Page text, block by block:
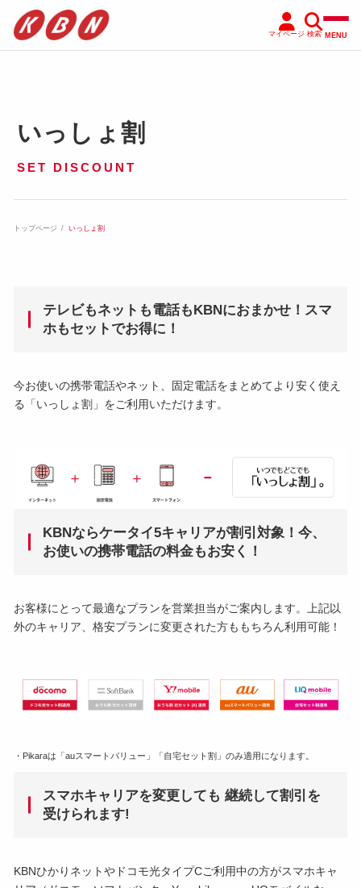
マイページ 検索 MENU
いっしょ割
SET DISCOUNT
トップページ いっしょ割
テレビもネットも電話もKBNにおまかせ！スマ
ホもセットでお得に！
今お使いの携帯電話やネット、固定電話をまとめてより安く使え
る「いっしょ割」をご利用いただけます。
KBNならケータイ5キャリアが割引対象！今、
お使いの携帯電話の料金もお安く！
お客様にとって最適なプランを営業担当がご案内します。上記以
外のキャリア、格安プランに変更された方ももちろん利用可能！
・Pikaraは「auスマートバリュー」「自宅セット割」のみ適用になります。
スマホキャリアを変更しても 継続して割引を
受けられます!
KBNひかりネットやドコモ光タイプCご利用中の方がスマホキャ